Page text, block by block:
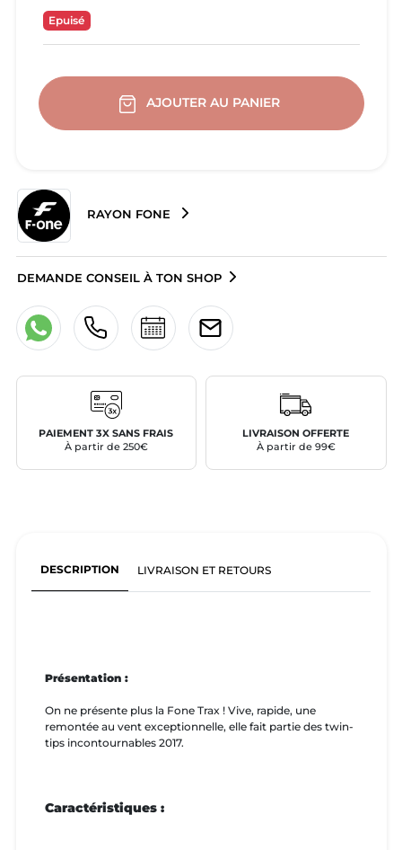
Epuisé
AJOUTER AU PANIER
RAYON FONE
DEMANDE CONSEIL À TON SHOP
PAIEMENT 3X SANS FRAIS
À partir de 250€
LIVRAISON OFFERTE
À partir de 99€
DESCRIPTION LIVRAISON ET RETOURS
Présentation :
On ne présente plus la Fone Trax ! Vive, rapide, une
remontée au vent exceptionnelle, elle fait partie des twin-
tips incontournables 2017.
Caractéristiques :